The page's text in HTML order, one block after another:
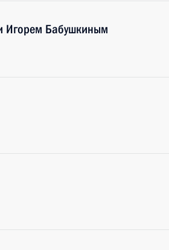
Игорем Бабушкиным